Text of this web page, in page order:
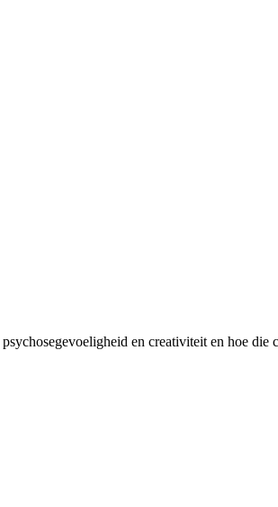
en creativiteit en hoe die